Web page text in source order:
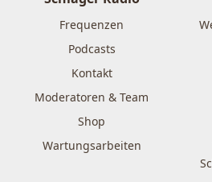
Frequenzen
Podcasts
Kontakt
Moderatoren & Team
Shop
Wartungsarbeiten